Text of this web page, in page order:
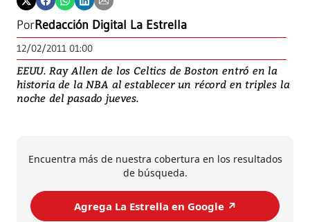
PorRedacción Digital La Estrella
12/02/2011 01:00
EEUU. Ray Allen de los Celtics de Boston entró en la
historia de la NBA al establecer un récord en triples la
noche del pasado jueves.
Encuentra más de nuestra cobertura en los resultados
de búsqueda.
Agrega La Estrella en Google ↗️